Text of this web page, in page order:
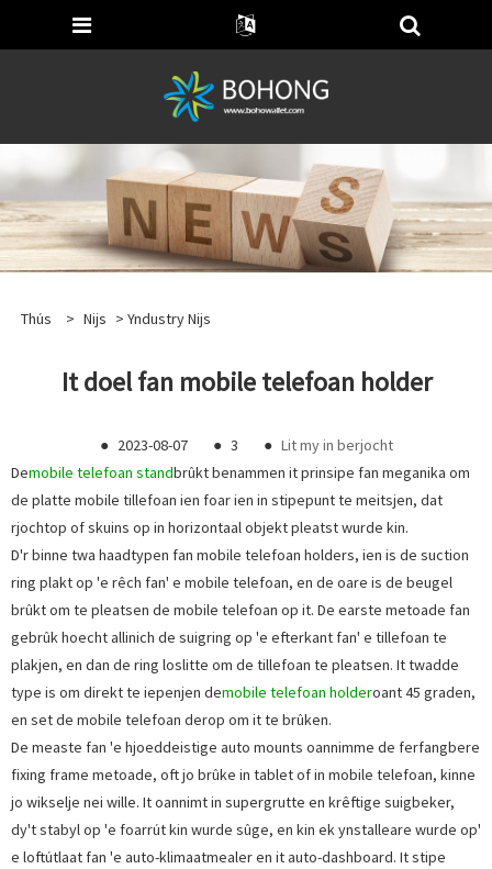
Thús > Nijs > Yndustry Nijs
It doel fan mobile telefoan holder
● 2023-08-07 ● 3 ● Lit my in berjocht
Demobile telefoan standbrûkt benammen it prinsipe fan meganika om
de platte mobile tillefoan ien foar ien in stipepunt te meitsjen, dat
rjochtop of skuins op in horizontaal objekt pleatst wurde kin.
D'r binne twa haadtypen fan mobile telefoan holders, ien is de suction
ring plakt op 'e rêch fan' e mobile telefoan, en de oare is de beugel
brûkt om te pleatsen de mobile telefoan op it. De earste metoade fan
gebrûk hoecht allinich de suigring op 'e efterkant fan' e tillefoan te
plakjen, en dan de ring loslitte om de tillefoan te pleatsen. It twadde
type is om direkt te iepenjen demobile telefoan holderoant 45 graden,
en set de mobile telefoan derop om it te brûken.
De measte fan 'e hjoeddeistige auto mounts oannimme de ferfangbere
fixing frame metoade, oft jo brûke in tablet of in mobile telefoan, kinne
jo wikselje nei wille. It oannimt in supergrutte en krêftige suigbeker,
dy't stabyl op 'e foarrút kin wurde sûge, en kin ek ynstalleare wurde op'
e loftútlaat fan 'e auto-klimaatmealer en it auto-dashboard. It stipe